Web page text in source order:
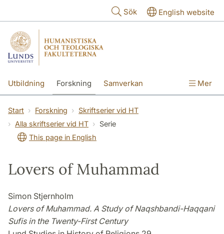
Sök English website
Utbildning Forskning Samverkan Mer
Start Forskning
Skriftserier vid HT
Alla skriftserier vid HT
Serie
This page in English
Lovers of Muhammad
Simon Stjernholm
Lovers of Muhammad. A Study of Naqshbandi-Haqqani
Sufis in the Twenty-First Century